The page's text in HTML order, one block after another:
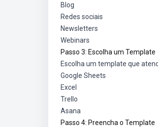
Blog
Redes sociais
Newsletters
Webinars
Passo 3: Escolha um Template
Escolha um template que
Google Sheets
Excel
Trello
Asana
Passo 4: Preencha o Template